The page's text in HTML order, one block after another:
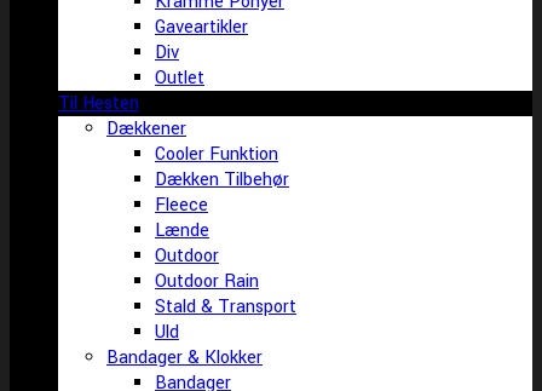
Gaveartikler
Div
Outlet
Til Hesten
Dækkener
Cooler Funktion
Dækken Tilbehør
Fleece
Lænde
Outdoor
Outdoor Rain
Stald & Transport
Uld
Bandager & Klokker
Bandager